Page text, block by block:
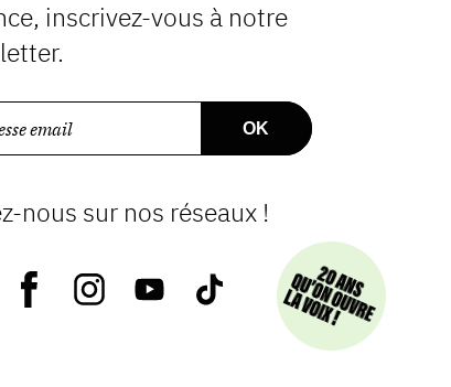
inscrivez-vous à notre
nous sur nos réseaux !